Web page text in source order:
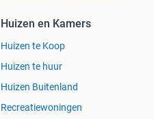
Huizen en Kamers
Huizen te Koop
Huizen te huur
Huizen Buitenland
Recreatiewoningen